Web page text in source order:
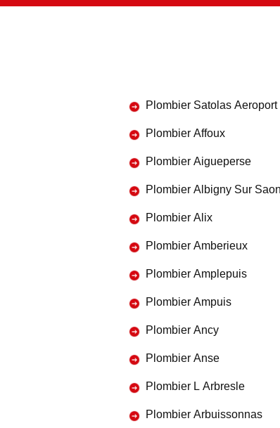
Plombier Satolas Aeroport
Plombier Affoux
Plombier Aigueperse
Plombier Albigny Sur
Plombier Alix
Plombier Amberieux
Plombier Amplepuis
Plombier Ampuis
Plombier Ancy
Plombier Anse
Plombier L Arbresle
Plombier Arbuissonnas